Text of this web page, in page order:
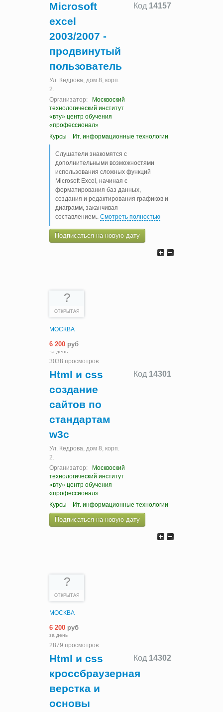
Код 14157
Microsoft
excel
2003/2007 -
продвинутый
пользователь
Ул. Кедрова, дом 8, корп.
2.
Организатор:
Москвоский
технологический институт
«вту» центр обучения
«профессионал»
Курсы
Ит. информационные технологии
Слушатели знакомятся с
дополнительными возможностями
использования сложных функций
Microsoft Excel, начиная с
форматирования баз данных,
создания и редактирования графиков и
диаграмм, заканчивая
составлением.. Смотреть полностью
Подписаться на новую дату
?
ОТКРЫТАЯ
МОСКВА
6 200 руб
за день
3038 просмотров
Код 14301
Html и css
создание
сайтов по
стандартам
w3c
Ул. Кедрова, дом 8, корп.
2.
Организатор:
Москвоский
технологический институт
«вту» центр обучения
«профессионал»
Курсы
Ит. информационные технологии
Подписаться на новую дату
?
ОТКРЫТАЯ
МОСКВА
6 200 руб
за день
2879 просмотров
Код 14302
Html и css
кроссбраузерная
верстка и
основы